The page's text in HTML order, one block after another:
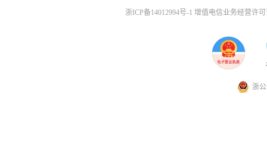
浙ICP备14012994号-1 增值电信业务经营许
浙公